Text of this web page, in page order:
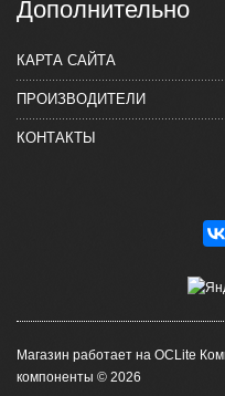
Дополнительно
КАРТА САЙТА
ПРОИЗВОДИТЕЛИ
КОНТАКТЫ
Магазин работает на OCLite
компоненты © 2026